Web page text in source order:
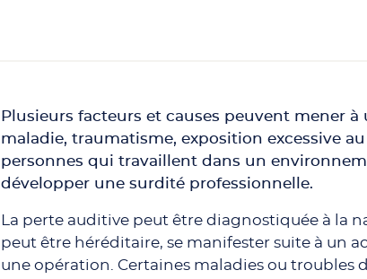
Plusieurs facteurs et causes peuvent mener à
maladie, traumatisme, exposition excessive
personnes qui travaillent dans un
développer une surdité professionnelle.
La perte auditive peut être diagnostiquée à la
peut être héréditaire, se manifester suite à un
une opération. Certaines maladies ou troubles